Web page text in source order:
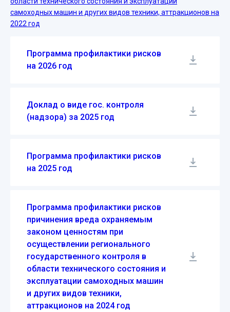
самоходных машин и других видов техники, аттракционов на
2022 год
Программа профилактики рисков
на 2026 год
Доклад о виде гос. контроля
(надзора) за 2025 год
Программа профилактики рисков
на 2025 год
Программа профилактики рисков
причинения вреда охраняемым
законом ценностям при
осуществлении регионального
государственного контроля в
области технического состояния и
эксплуатации самоходных машин
и других видов техники,
аттракционов на 2024 год